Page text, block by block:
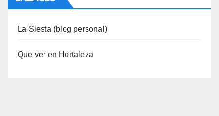
La Siesta (blog personal)
Que ver en Hortaleza